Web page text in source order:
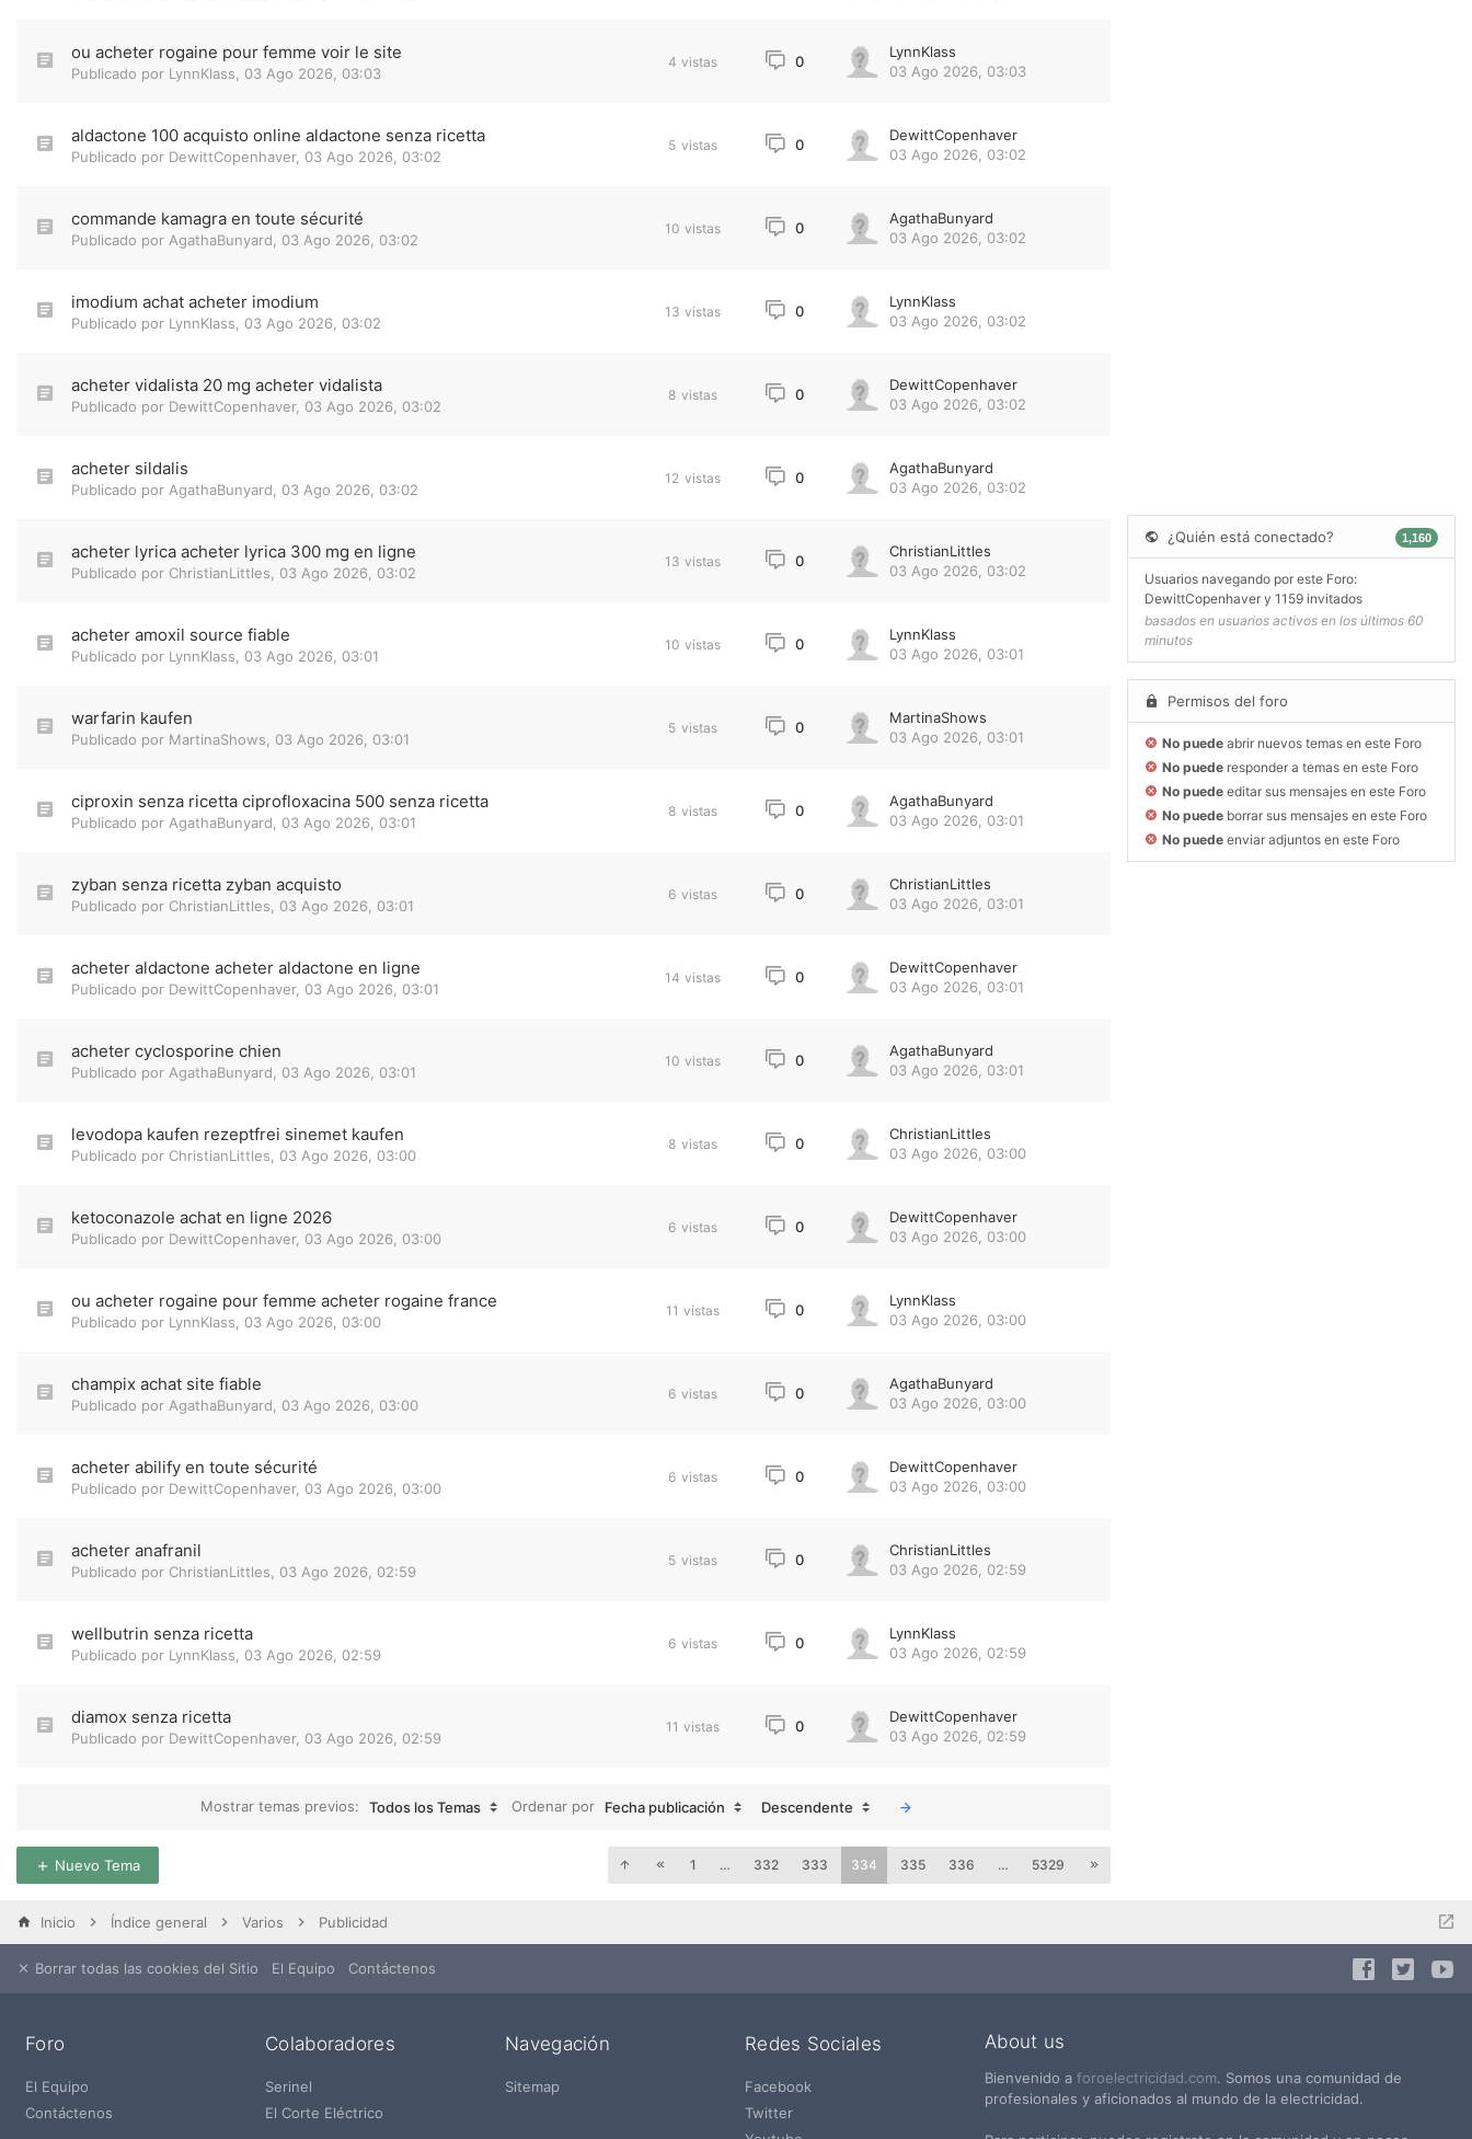
ou acheter rogaine pour femme voir le site
Publicado por LynnKlass 03 Ago 2026, 03:03
4 vistas 0
LynnKlass
03 Ago 2026, 03:03
aldactone 100 acquisto online aldactone senza ricetta
Publicado por DewittCopenhaver, 03 Ago 2026, 03:02
5 vistas 0
DewittCopenhaver
03 Ago 2026, 03:02
commande kamagra en toute sécurité
Publicado por AgathaBunyard 03 Ago 2026, 03:02
10 vistas 0
AgathaBunyard
03 Ago 2026, 03:02
imodium achat acheter imodium
Publicado por LynnKlass 03 Ago 2026, 03:02
13 vistas 0
LynnKlass
03 Ago 2026, 03:02
acheter vidalista 20 mg acheter vidalista
Publicado por DewittCopenhaver, 03 Ago 2026, 03:02
8 vistas 0
DewittCopenhaver
03 Ago 2026, 03:02
acheter sildalis
Publicado por AgathaBunyard 03 Ago 2026, 03:02
12 vistas 0
AgathaBunyard
03 Ago 2026, 03:02
acheter lyrica acheter lyrica 300 mg en ligne
Publicado por ChristianLittles 03 Ago 2026, 03:02
13 vistas 0
ChristianLittles
03 Ago 2026, 03:02
acheter amoxil source fiable
Publicado por LynnKlass 03 Ago 2026, 03:01
10 vistas 0
LynnKlass
03 Ago 2026, 03:01
warfarin kaufen
Publicado por MartinaShows 03 Ago 2026, 03:01
5 vistas 0
MartinaShows
03 Ago 2026, 03:01
ciproxin senza ricetta ciprofloxacina 500 senza ricetta
Publicado por AgathaBunyard 03 Ago 2026, 03:01
8 vistas 0
AgathaBunyard
03 Ago 2026, 03:01
zyban senza ricetta zyban acquisto
Publicado por ChristianLittles 03 Ago 2026, 03:01
6 vistas 0
ChristianLittles
03 Ago 2026, 03:01
acheter aldactone acheter aldactone en ligne
Publicado por DewittCopenhaver, 03 Ago 2026, 03:01
14 vistas 0
DewittCopenhaver
03 Ago 2026, 03:01
acheter cyclosporine chien
Publicado por AgathaBunyard 03 Ago 2026, 03:01
10 vistas 0
AgathaBunyard
03 Ago 2026, 03:01
levodopa kaufen rezeptfrei sinemet kaufen
Publicado por ChristianLittles 03 Ago 2026, 03:00
8 vistas 0
ChristianLittles
03 Ago 2026, 03:00
ketoconazole achat en ligne 2026
Publicado por DewittCopenhaver, 03 Ago 2026, 03:00
6 vistas 0
DewittCopenhaver
03 Ago 2026, 03:00
ou acheter rogaine pour femme acheter rogaine france
Publicado por LynnKlass 03 Ago 2026, 03:00
11 vistas 0
LynnKlass
03 Ago 2026, 03:00
champix achat site fiable
Publicado por AgathaBunyard 03 Ago 2026, 03:00
6 vistas 0
AgathaBunyard
03 Ago 2026, 03:00
acheter abilify en toute sécurité
Publicado por DewittCopenhaver, 03 Ago 2026, 03:00
6 vistas 0
DewittCopenhaver
03 Ago 2026, 03:00
acheter anafranil
Publicado por ChristianLittles 03 Ago 2026, 02:59
5 vistas 0
ChristianLittles
03 Ago 2026, 02:59
wellbutrin senza ricetta
Publicado por LynnKlass 03 Ago 2026, 02:59
6 vistas 0
LynnKlass
03 Ago 2026, 02:59
diamox senza ricetta
Publicado por DewittCopenhaver, 03 Ago 2026, 02:59
11 vistas 0
DewittCopenhaver
03 Ago 2026, 02:59
Mostrar temas previos: Todos los Temas Ordenar por Fecha publicación Descendente
Nuevo Tema 1 … 332 333 334 335 336 … 5329
¿Quién está conectado? 1,160
Usuarios navegando por este Foro:
DewittCopenhaver y 1159 invitados
basados en usuarios activos en los últimos 60
minutos
Permisos del foro
No puede abrir nuevos temas en este Foro
No puede responder a temas en este Foro
No puede editar sus mensajes en este Foro
No puede borrar sus mensajes en este Foro
No puede enviar adjuntos en este Foro
Inicio Índice general Varios Publicidad
Borrar todas las cookies del Sitio El Equipo Contáctenos
Foro
El Equipo
Contáctenos
Colaboradores
Serinel
El Corte Eléctrico
Navegación
Sitemap
Redes Sociales
Facebook
Twitter
About us
Bienvenido a foroelectricidad.com. Somos una comunidad de
profesionales y aficionados al mundo de la electricidad.